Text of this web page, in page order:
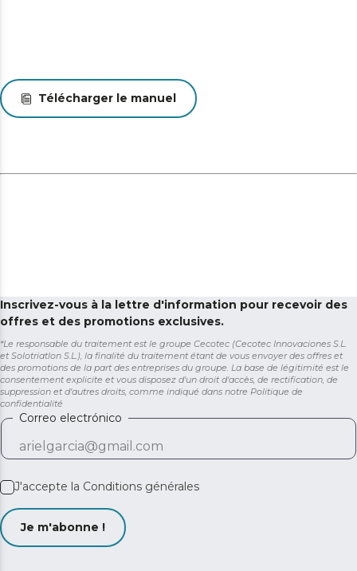
Télécharger le manuel
Inscrivez-vous à la lettre d'information pour recevoir des
offres et des promotions exclusives.
*Le responsable du traitement est le groupe Cecotec (Cecotec Innovaciones S.L.
et Solotriatlon S.L.), la finalité du traitement étant de vous envoyer des offres et
des promotions de la part des entreprises du groupe. La base de légitimité est le
consentement explicite et vous disposez d'un droit d'accès, de rectification, de
suppression et d'autres droits, comme indiqué dans notre Politique de
confidentialité
Correo electrónico
J'accepte la Conditions générales
Je m'abonne !